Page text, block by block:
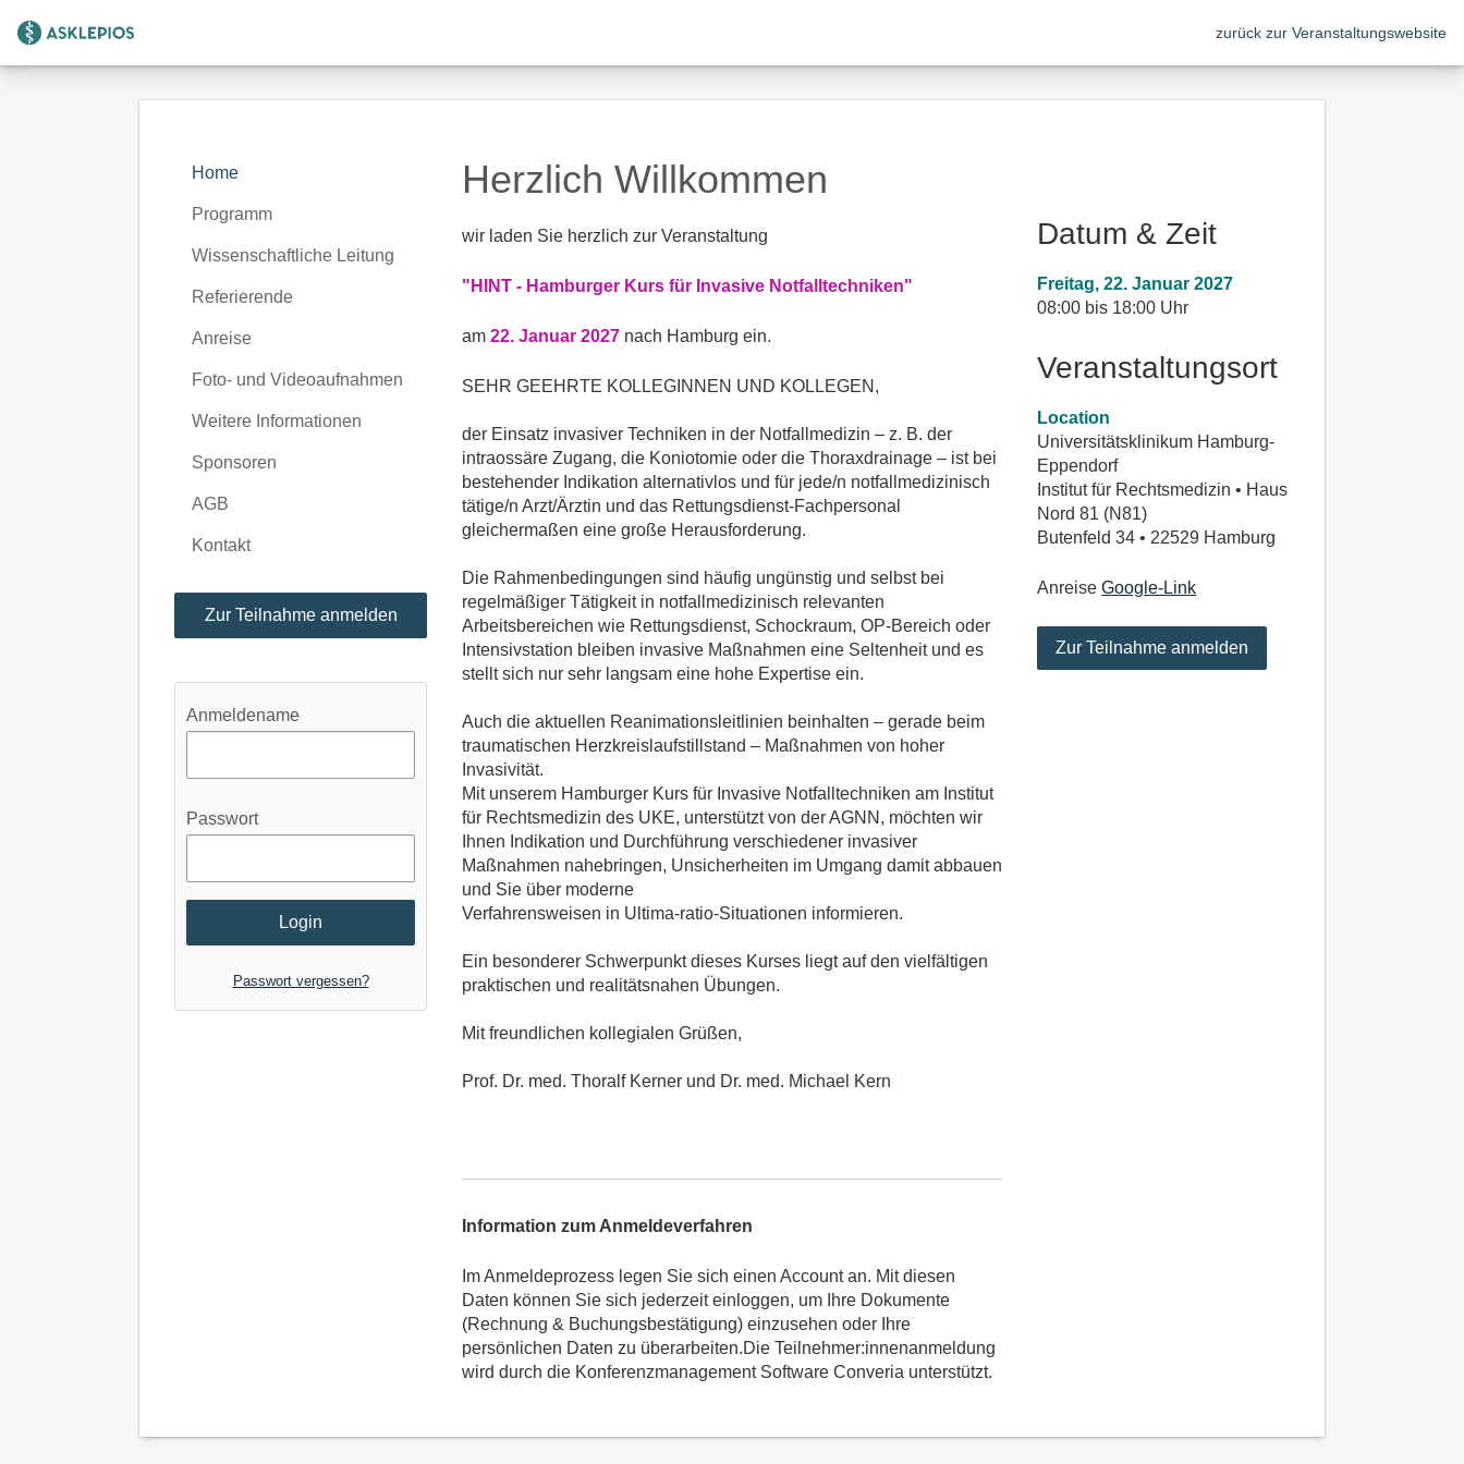
Zur Startseite zurück zur Veranstaltungswebsite
Home
Programm
Wissenschaftliche Leitung
Referierende
Anreise
Foto- und Videoaufnahmen
Weitere Informationen
Sponsoren
AGB
Kontakt
Zur Teilnahme anmelden
Anmeldename
Passwort
Passwort vergessen?
Herzlich Willkommen
wir laden Sie herzlich zur Veranstaltung
"HINT - Hamburger Kurs für Invasive Notfalltechniken"
am 22. Januar 2027 nach Hamburg ein.
SEHR GEEHRTE KOLLEGINNEN UND KOLLEGEN,
der Einsatz invasiver Techniken in der Notfallmedizin – z. B. der
intraossäre Zugang, die Koniotomie oder die Thoraxdrainage – ist bei
bestehender Indikation alternativlos und für jede/n notfallmedizinisch
tätige/n Arzt/Ärztin und das Rettungsdienst-Fachpersonal
gleichermaßen eine große Herausforderung.
Die Rahmenbedingungen sind häufig ungünstig und selbst bei
regelmäßiger Tätigkeit in notfallmedizinisch relevanten
Arbeitsbereichen wie Rettungsdienst, Schockraum, OP-Bereich oder
Intensivstation bleiben invasive Maßnahmen eine Seltenheit und es
stellt sich nur sehr langsam eine hohe Expertise ein.
Auch die aktuellen Reanimationsleitlinien beinhalten – gerade beim
traumatischen Herzkreislaufstillstand – Maßnahmen von hoher
Invasivität.
Mit unserem Hamburger Kurs für Invasive Notfalltechniken am Institut
für Rechtsmedizin des UKE, unterstützt von der AGNN, möchten wir
Ihnen Indikation und Durchführung verschiedener invasiver
Maßnahmen nahebringen, Unsicherheiten im Umgang damit abbauen
und Sie über moderne
Verfahrensweisen in Ultima-ratio-Situationen informieren.
Ein besonderer Schwerpunkt dieses Kurses liegt auf den vielfältigen
praktischen und realitätsnahen Übungen.
Mit freundlichen kollegialen Grüßen,
Prof. Dr. med. Thoralf Kerner und Dr. med. Michael Kern
Information zum Anmeldeverfahren
Im Anmeldeprozess legen Sie sich einen Account an. Mit diesen
Daten können Sie sich jederzeit einloggen, um Ihre Dokumente
(Rechnung & Buchungsbestätigung) einzusehen oder Ihre
persönlichen Daten zu überarbeiten.Die Teilnehmer:innenanmeldung
wird durch die Konferenzmanagement Software Converia unterstützt.
Datum & Zeit
Freitag, 22. Januar 2027
08:00 bis 18:00 Uhr
Veranstaltungsort
Location
Universitätsklinikum Hamburg-
Eppendorf
Institut für Rechtsmedizin • Haus
Nord 81 (N81)
Butenfeld 34 • 22529 Hamburg
AnreiseGoogle-Link
Zur Teilnahme anmelden